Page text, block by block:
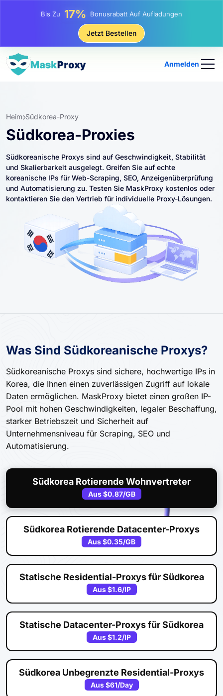
Bis Zu 25% Rabatt Auf Statische IP-Käufe
81% Rabatt Auf Rotierende IP Einkäufe
Jetzt Bestellen
Anmelden
Heim Südkorea-Proxy
Südkorea-Proxies
Südkoreanische Proxys sind auf Geschwindigkeit, Stabilität
und Skalierbarkeit ausgelegt. Greifen Sie auf echte
koreanische IPs für Web-Scraping, SEO, Anzeigenüberprüfung
und Automatisierung zu. Testen Sie MaskProxy kostenlos oder
kontaktieren Sie den Vertrieb für individuelle Proxy-Lösungen.
Was Sind Südkoreanische Proxys?
Südkoreanische Proxys sind sichere, hochwertige IPs in
Korea, die Ihnen einen zuverlässigen Zugriff auf lokale
Daten ermöglichen. MaskProxy bietet einen großen IP-
Pool mit hohen Geschwindigkeiten, legaler Beschaffung,
starker Betriebszeit und Sicherheit auf
Unternehmensniveau für Scraping, SEO und
Automatisierung.
Südkorea Rotierende Wohnvertreter
Aus$0.87/GB
Südkorea Rotierende Datacenter-Proxys
Aus$0.35/GB
Statische Residential-Proxys für Südkorea
Aus$1.6/IP
Statische Datacenter-Proxys für Südkorea
Aus$1.2/IP
Südkorea Unbegrenzte Residential-Proxys
Aus$61/Day